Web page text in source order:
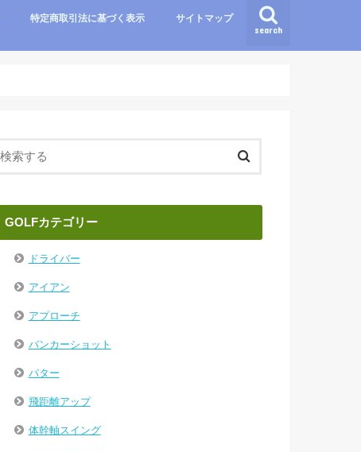
search
特定商取引法に基づく表示 サイトマップ
GOLFカテゴリー
ドライバー
アイアン
アプローチ
バンカーショット
パター
飛距離アップ
体幹軸スイング